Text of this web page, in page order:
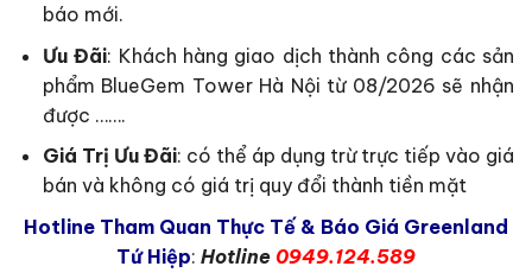
báo mới.
Ưu Đãi: Khách hàng giao dịch thành công các sản
phẩm BlueGem Tower Hà Nội từ 08/2026 sẽ nhận
được …….
Giá Trị Ưu Đãi: có thể áp dụng trừ trực tiếp vào giá
bán và không có giá trị quy đổi thành tiền mặt
Hotline Tham Quan Thực Tế & Báo Giá Greenland
Tứ Hiệp: Hotline 0949.124.589